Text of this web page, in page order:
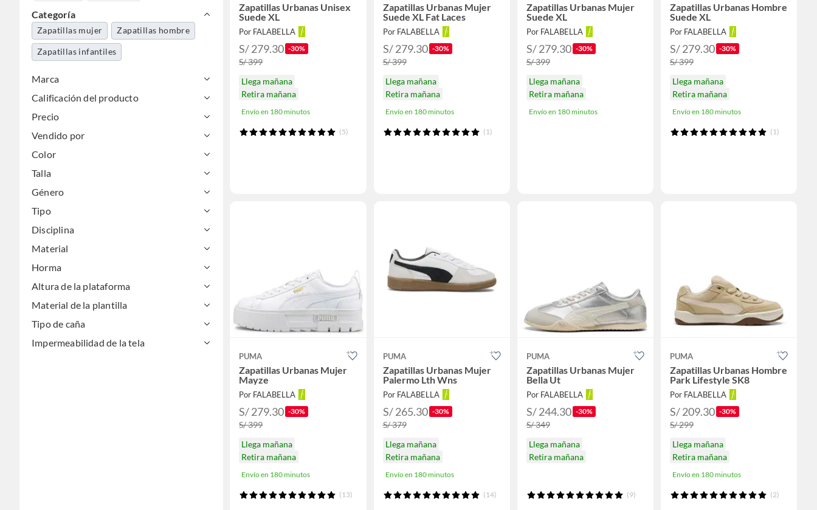
Categoría
Zapatillas mujer Zapatillas hombre
Zapatillas infantiles
Marca
Calificación del producto
Precio
Vendido por
Color
Talla
Género
Tipo
Disciplina
Material
Horma
Altura de la plataforma
Material de la plantilla
Tipo de caña
Impermeabilidad de la tela
Zapatillas Urbanas Unisex
Suede XL
Por FALABELLA
S/ 279.30 -30%
S/ 399
Llega mañana
Retira mañana
Envío en 180 minutos
(5)
Zapatillas Urbanas Mujer
Suede XL Fat Laces
Por FALABELLA
S/ 279.30 -30%
S/ 399
Llega mañana
Retira mañana
Envío en 180 minutos
(1)
Zapatillas Urbanas Mujer
Suede XL
Por FALABELLA
S/ 279.30 -30%
S/ 399
Llega mañana
Retira mañana
Envío en 180 minutos
Zapatillas Urbanas Hombre
Suede XL
Por FALABELLA
S/ 279.30 -30%
S/ 399
Llega mañana
Retira mañana
Envío en 180 minutos
(1)
PUMA
Zapatillas Urbanas Mujer
Mayze
Por FALABELLA
S/ 279.30 -30%
S/ 399
Llega mañana
Retira mañana
Envío en 180 minutos
(13)
PUMA
Zapatillas Urbanas Mujer
Palermo Lth Wns
Por FALABELLA
S/ 265.30 -30%
S/ 379
Llega mañana
Retira mañana
Envío en 180 minutos
(14)
PUMA
Zapatillas Urbanas Mujer
Bella Ut
Por FALABELLA
S/ 244.30 -30%
S/ 349
Llega mañana
Retira mañana
(9)
PUMA
Zapatillas Urbanas Hombre
Park Lifestyle SK8
Por FALABELLA
S/ 209.30 -30%
S/ 299
Llega mañana
Retira mañana
Envío en 180 minutos
(2)